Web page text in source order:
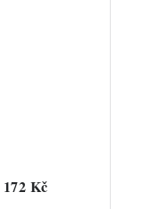
172 Kč